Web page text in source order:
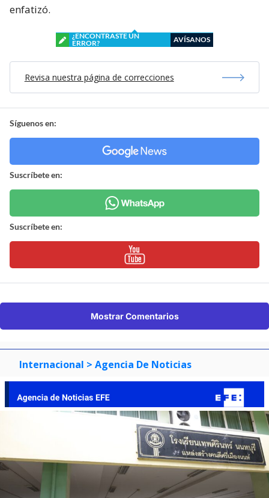
enfatizó.
¿ENCONTRASTE UN
ERROR?
AVÍSANOS
Revisa nuestra página de correcciones
Síguenos en:
Suscríbete en:
Suscríbete en:
Mostrar Comentarios
Internacional > Agencia De Noticias